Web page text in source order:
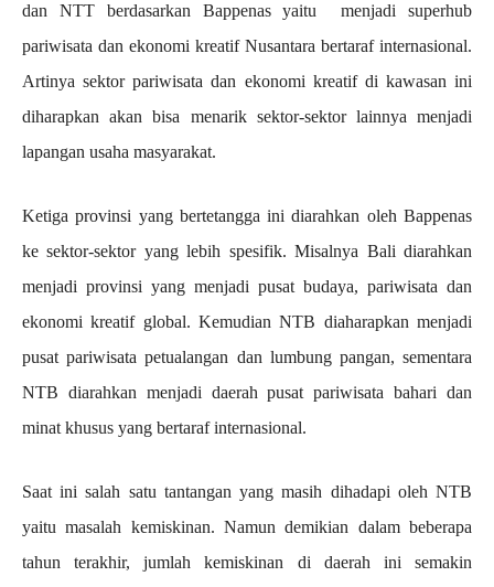
dan NTT berdasarkan Bappenas yaitu menjadi superhub
pariwisata dan ekonomi kreatif Nusantara bertaraf internasional.
Artinya sektor pariwisata dan ekonomi kreatif di kawasan ini
diharapkan akan bisa menarik sektor-sektor lainnya menjadi
lapangan usaha masyarakat.
Ketiga provinsi yang bertetangga ini diarahkan oleh Bappenas
ke sektor-sektor yang lebih spesifik. Misalnya Bali diarahkan
menjadi provinsi yang menjadi pusat budaya, pariwisata dan
ekonomi kreatif global. Kemudian NTB diaharapkan menjadi
pusat pariwisata petualangan dan lumbung pangan, sementara
NTB diarahkan menjadi daerah pusat pariwisata bahari dan
minat khusus yang bertaraf internasional.
Saat ini salah satu tantangan yang masih dihadapi oleh NTB
yaitu masalah kemiskinan. Namun demikian dalam beberapa
tahun terakhir, jumlah kemiskinan di daerah ini semakin